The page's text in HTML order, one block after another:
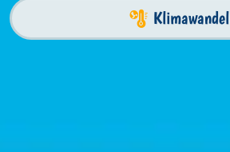
Klimawandel